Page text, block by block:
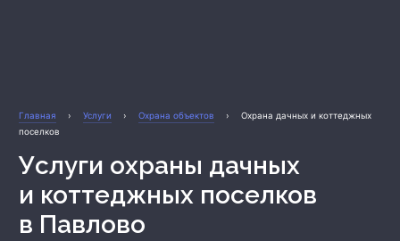
Главная › Услуги › Охрана объектов ›
Охрана дачных и коттеджных
поселков
Услуги охраны дачных
и коттеджных поселков
в Павлово